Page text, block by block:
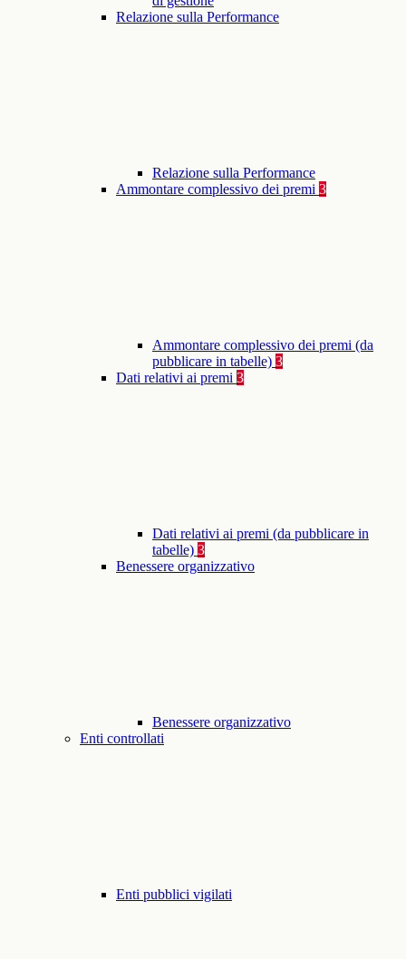
Relazione sulla Performance
Relazione sulla Performance
Ammontare complessivo dei premi 3
Ammontare complessivo dei premi (da
pubblicare in tabelle) 3
Dati relativi ai premi 3
Dati relativi ai premi (da pubblicare in
tabelle) 3
Benessere organizzativo
Benessere organizzativo
Enti controllati
Enti pubblici vigilati